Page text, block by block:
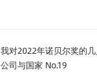
我对2022年诺贝尔奖的几
公司与国家 No.19